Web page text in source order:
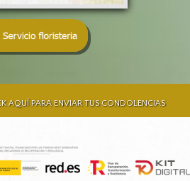
AQUÍ PARA ENVIAR TUS CONDOLENCIAS